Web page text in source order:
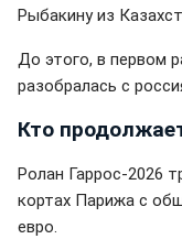
Рыбакину из
До этого, в первом
разобралась с
Кто
Ролан Гаррос-2026
кортах Парижа с
евро.